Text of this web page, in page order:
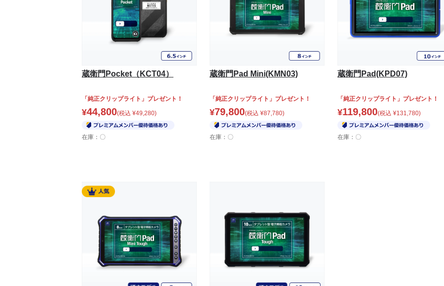
蔵衛門Pocket（KCT04）
「純正クリップライト」プレゼント！
¥44,800(税込 ¥49,280)
在庫：〇
蔵衛門Pad Mini(KMN03)
「純正クリップライト」プレゼント！
¥79,800(税込 ¥87,780)
在庫：〇
蔵衛門Pad(KPD07)
「純正クリップライト」プレゼント！
¥119,800(税込 ¥131,780)
在庫：〇